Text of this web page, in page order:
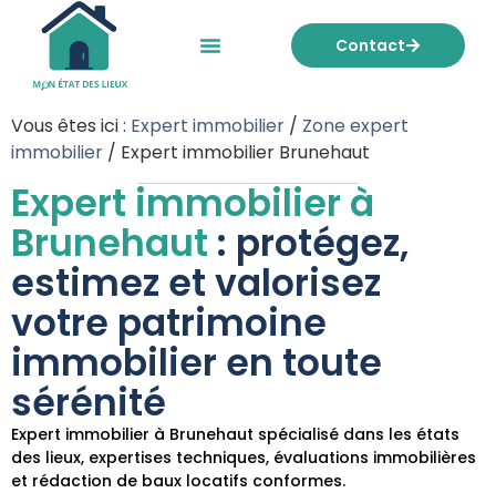
Contact
Expert immobilier à
Brunehaut : protégez,
estimez et valorisez
votre patrimoine
immobilier en toute
sérénité
Expert immobilier à Brunehaut spécialisé dans les états
des lieux, expertises techniques, évaluations immobilières
et rédaction de baux locatifs conformes.
Vous êtes ici : Expert immobilier / Zone expert
immobilier / Expert immobilier Brunehaut